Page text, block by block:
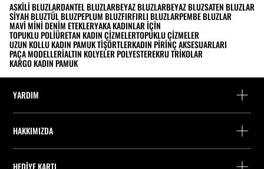
ASKILI BLUZLARDANTEL BLUZLARBEYAZ BLUZLARBEYAZ BLUZSATEN BLUZLAR
SIYAH BLUZTÜL BLUZPEPLUM BLUZFIRFIRLI BLUZLARPEMBE BLUZLAR
MAVI MINI DENIM ETEKLERYAKA KADINLAR İÇIN
TOPUKLU POLIÜRETAN KADIN ÇIZMELERTOPUKLU ÇIZMELER
UZUN KOLLU KADIN PAMUK TIŞÖRTLERKADIN PIRINÇ AKSESUARLARI
PAÇA MODELLERIALTIN KOLYELER POLYESTEREKRU TRIKOLAR
KARGO KADIN PAMUK
YARDIM
Siparişi takip edin
HAKKIMIZDA